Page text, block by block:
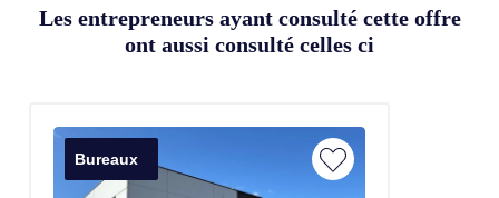
Les entrepreneurs ayant consulté cette offre
ont aussi consulté celles ci
Bureaux